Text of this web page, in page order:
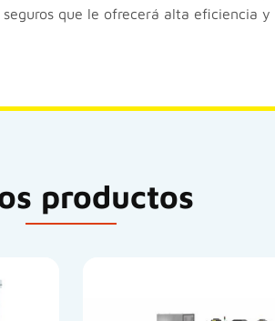
que le ofrecerá alta eficiencia
productos